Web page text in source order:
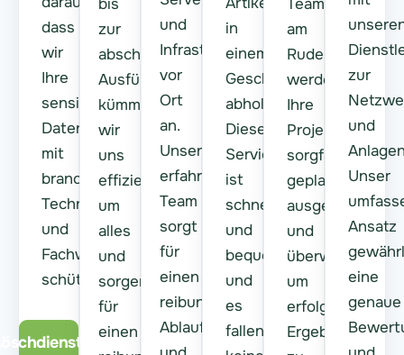
dass
wir
Ihre
sensiblen
Daten
mit
branchenführenden
Techniken
und
Fachwissen
schützen.
bis
zur
abschließenden
Ausführung
kümmern
wir
uns
effizient
um
alles
und
sorgen
für
einen
und
Infrastruktur
vor
Ort
an.
Unser
erfahrenes
Team
sorgt
für
einen
reibungslosen
Ablauf
in
einem
Geschäft
abholen.
Dieser
Service
ist
schnell
und
bequem,
und
es
fallen
Team
am
Ruder
werden
Ihre
Projekte
sorgfältig
geplant,
ausgeführt
und
überwacht,
um
erfolgreiche
Ergebnisse
zur
und
Unser
Ansatz
eine
genaue